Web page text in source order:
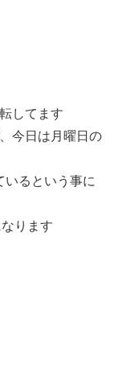
してます
今日は月曜日の
いるという事に
ります